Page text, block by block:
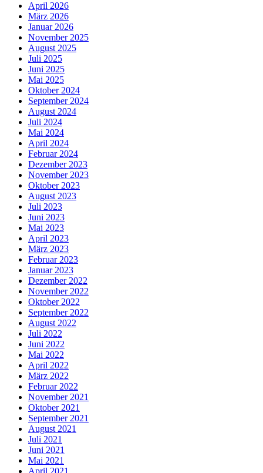
April 2026
März 2026
Januar 2026
November 2025
August 2025
Juli 2025
Juni 2025
Mai 2025
Oktober 2024
September 2024
August 2024
Juli 2024
Mai 2024
April 2024
Februar 2024
Dezember 2023
November 2023
Oktober 2023
August 2023
Juli 2023
Juni 2023
Mai 2023
April 2023
März 2023
Februar 2023
Januar 2023
Dezember 2022
November 2022
Oktober 2022
September 2022
August 2022
Juli 2022
Juni 2022
Mai 2022
April 2022
März 2022
Februar 2022
November 2021
Oktober 2021
September 2021
August 2021
Juli 2021
Juni 2021
Mai 2021